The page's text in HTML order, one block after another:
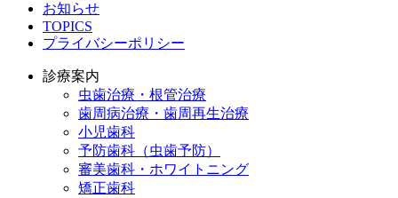
お知らせ
TOPICS
プライバシーポリシー
診療案内
虫歯治療・根管治療
歯周病治療・歯周再生治療
小児歯科
予防歯科（虫歯予防）
審美歯科・ホワイトニング
矯正歯科